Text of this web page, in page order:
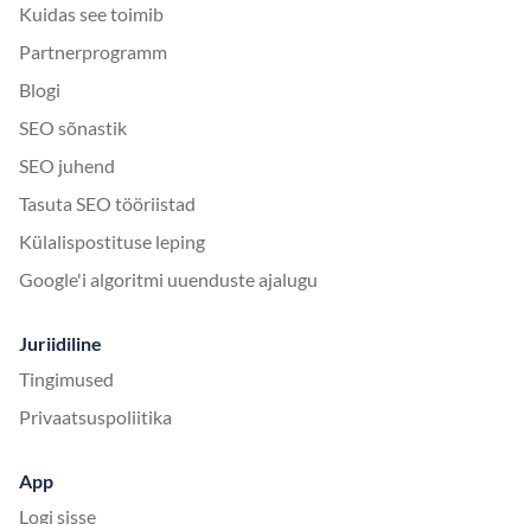
Kuidas see toimib
Partnerprogramm
Blogi
SEO sõnastik
SEO juhend
Tasuta SEO tööriistad
Külalispostituse leping
Google'i algoritmi uuenduste ajalugu
Juriidiline
Tingimused
Privaatsuspoliitika
App
Logi sisse